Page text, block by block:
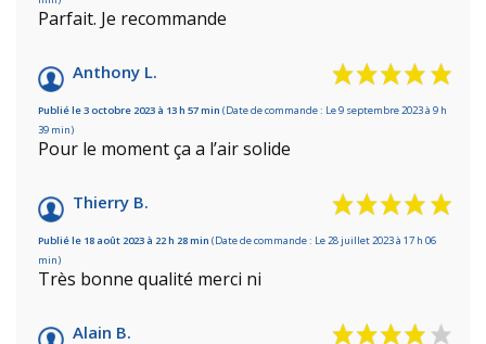
Parfait. Je recommande
Anthony L.
Publié le 3 octobre 2023 à 13 h 57 min (Date de commande : Le 9 septembre 2023 à 9 h
39 min)
Pour le moment ça a l’air solide
Thierry B.
Publié le 18 août 2023 à 22 h 28 min (Date de commande : Le 28 juillet 2023 à 17 h 06
min)
Très bonne qualité merci ni
Alain B.